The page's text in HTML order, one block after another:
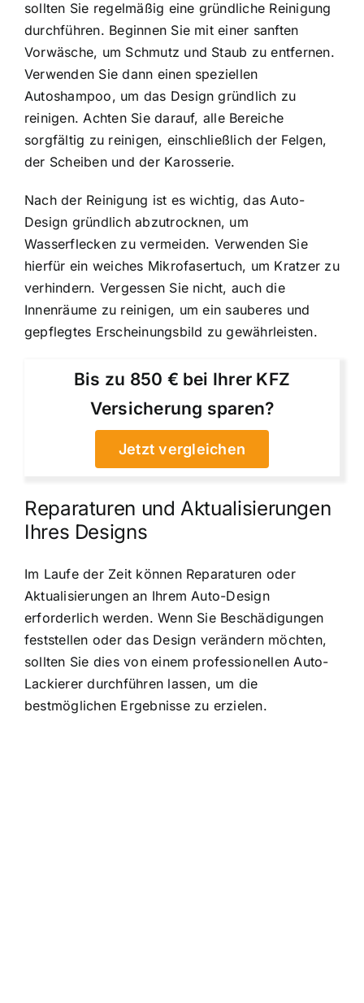
sollten Sie regelmäßig eine gründliche Reinigung
durchführen. Beginnen Sie mit einer sanften
Vorwäsche, um Schmutz und Staub zu entfernen.
Verwenden Sie dann einen speziellen
Autoshampoo, um das Design gründlich zu
reinigen. Achten Sie darauf, alle Bereiche
sorgfältig zu reinigen, einschließlich der Felgen,
der Scheiben und der Karosserie.
Nach der Reinigung ist es wichtig, das Auto-
Design gründlich abzutrocknen, um
Wasserflecken zu vermeiden. Verwenden Sie
hierfür ein weiches Mikrofasertuch, um Kratzer zu
verhindern. Vergessen Sie nicht, auch die
Innenräume zu reinigen, um ein sauberes und
gepflegtes Erscheinungsbild zu gewährleisten.
Bis zu 850 € bei Ihrer KFZ
Versicherung sparen?
Jetzt vergleichen
Reparaturen und Aktualisierungen
Ihres Designs
Im Laufe der Zeit können Reparaturen oder
Aktualisierungen an Ihrem Auto-Design
erforderlich werden. Wenn Sie Beschädigungen
feststellen oder das Design verändern möchten,
sollten Sie dies von einem professionellen Auto-
Lackierer durchführen lassen, um die
bestmöglichen Ergebnisse zu erzielen.